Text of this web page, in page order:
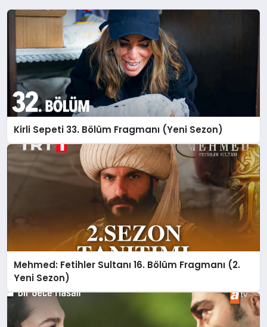
Kirli Sepeti 33. Bölüm Fragmanı (Yeni Sezon)
Mehmed: Fetihler Sultanı 16. Bölüm Fragmanı (2.
Yeni Sezon)